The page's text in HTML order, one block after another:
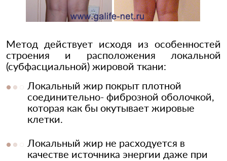
Метод действует исходя из особенностей
строения и расположения локальной
(субфасциальной) жировой ткани:
Локальный жир покрыт плотной
соединительно- фиброзной оболочкой,
которая как бы окутывает жировые
клетки.
Локальный жир не расходуется в
качестве источника энергии даже при